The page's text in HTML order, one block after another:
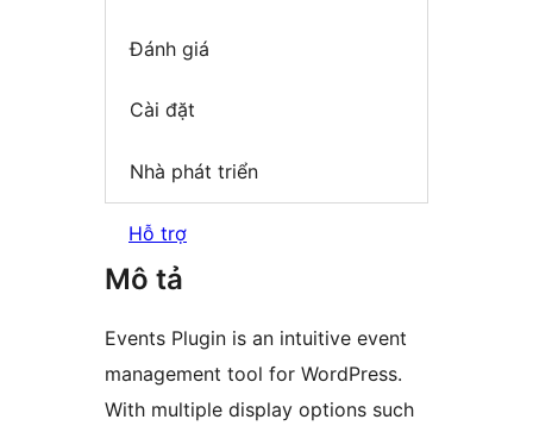
Đánh giá
Cài đặt
Nhà phát triển
Hỗ trợ
Mô tả
Events Plugin is an intuitive event
management tool for WordPress.
With multiple display options such